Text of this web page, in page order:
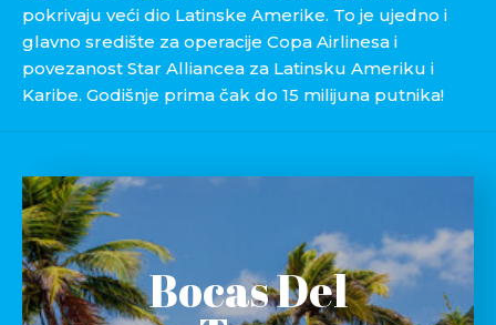
pokrivaju veći dio Latinske Amerike. To je ujedno i
glavno središte za operacije Copa Airlinesa i
povezanost Star Alliancea za Latinsku Ameriku i
Karibe. Godišnje prima čak do 15 milijuna putnika!
Bocas Del